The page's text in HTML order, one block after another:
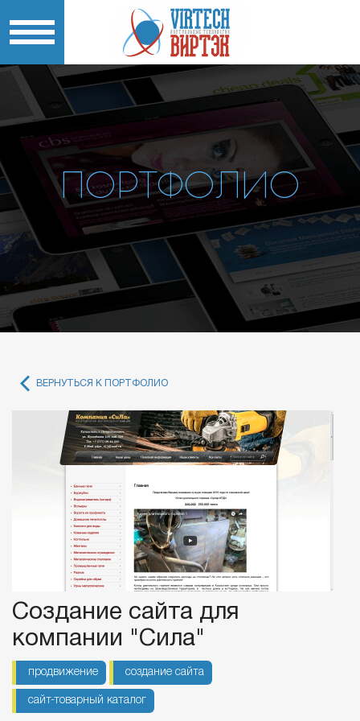
ПОРТФОЛИО
ВЕРНУТЬСЯ К ПОРТФОЛИО
Создание сайта для
компании "Сила"
продвижение создание сайта
сайт-товарный каталог